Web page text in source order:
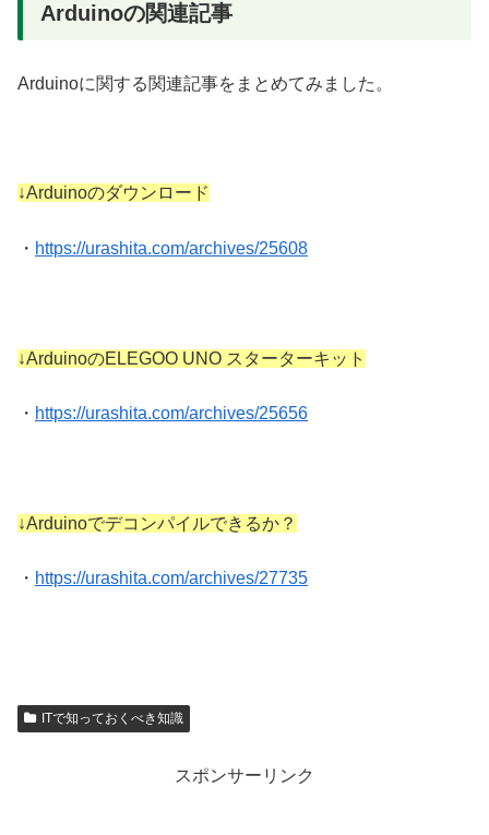
Arduinoの関連記事
Arduinoに関する関連記事をまとめてみました。
↓Arduinoのダウンロード
・ https://urashita.com/archives/25608
↓ArduinoのELEGOO UNO スターターキット
・ https://urashita.com/archives/25656
↓Arduinoでデコンパイルできるか？
・ https://urashita.com/archives/27735
ITで知っておくべき知識
スポンサーリンク